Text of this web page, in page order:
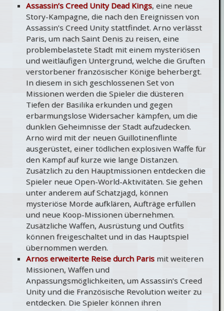
Assassin’s Creed Unity Dead Kings, eine neue
Story-Kampagne, die nach den Ereignissen von
Assassin’s Creed Unity stattfindet. Arno verlässt
Paris, um nach Saint Denis zu reisen, eine
problembelastete Stadt mit einem mysteriösen
und weitläufigen Untergrund, welche die Gruften
verstorbener französischer Könige beherbergt.
In diesem in sich geschlossenen Set von
Missionen werden die Spieler die düsteren
Tiefen der Basilika erkunden und gegen
erbarmungslose Widersacher kämpfen, um die
dunklen Geheimnisse der Stadt aufzudecken.
Arno wird mit der neuen Guillotinenflinte
ausgerüstet, einer tödlichen explosiven Waffe für
den Kampf auf kurze wie lange Distanzen.
Zusätzlich zu den Hauptmissionen entdecken die
Spieler neue Open-World-Aktivitäten. Sie gehen
unter anderem auf Schatzjagd, können
mysteriöse Morde aufklären, Aufträge erfüllen
und neue Koop-Missionen übernehmen.
Zusätzliche Waffen, Ausrüstung und Outfits
können freigeschaltet und in das Hauptspiel
übernommen werden.
Arnos erweiterte Reise durch Paris mit weiteren
Missionen, Waffen und
Anpassungsmöglichkeiten, um Assassin’s Creed
Unity und die Französische Revolution weiter zu
entdecken. Die Spieler können ihren